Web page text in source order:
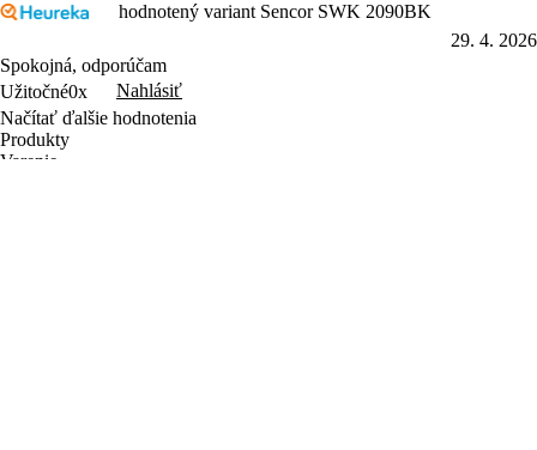
hodnotený variant Sencor SWK 2090BK
29. 4. 2026
Spokojná, odporúčam
Užitočné0x
Nahlásiť
Načítať ďalšie hodnotenia
Produkty
Varenie